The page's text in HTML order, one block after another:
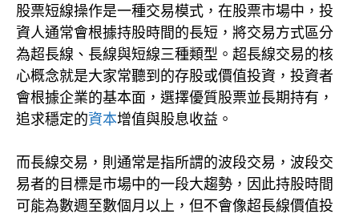
股票短線操作是一種交易模式，在股票市場中，投
資人通常會根據持股時間的長短，將交易方式區分
為超長線、長線與短線三種類型。超長線交易的核
心概念就是大家常聽到的存股或價值投資，投資者
會根據企業的基本面，選擇優質股票並長期持有，
追求穩定的資本增值與股息收益。
而長線交易，則通常是指所謂的波段交易，波段交
易者的目標是市場中的一段大趨勢，因此持股時間
可能為數週至數個月以上，但不會像超長線價值投